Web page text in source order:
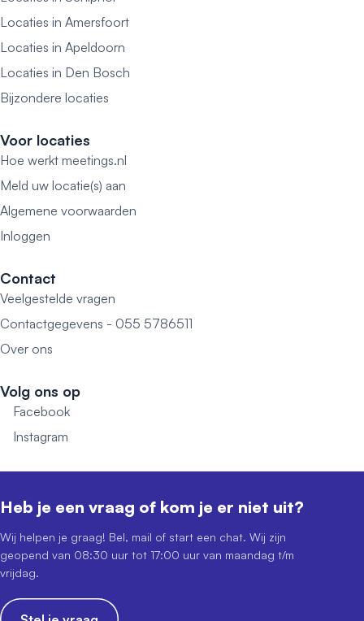
Locaties in Amersfoort
Locaties in Apeldoorn
Locaties in Den Bosch
Bijzondere locaties
Voor locaties
Hoe werkt meetings.nl
Meld uw locatie(s) aan
Algemene voorwaarden
Inloggen
Contact
Veelgestelde vragen
Contactgegevens - 055 5786511
Over ons
Volg ons op
Facebook
Instagram
Heb je een vraag of kom je er niet uit?
Wij helpen je graag! Bel, mail of start een chat. Wij zijn
geopend van 08:30 uur tot 17:00 uur van maandag t/m
vrijdag.